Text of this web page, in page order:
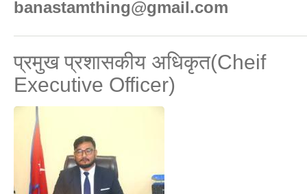
banastamthing@gmail.com
प्रमुख प्रशासकीय अधिकृत(Cheif
Executive Officer)